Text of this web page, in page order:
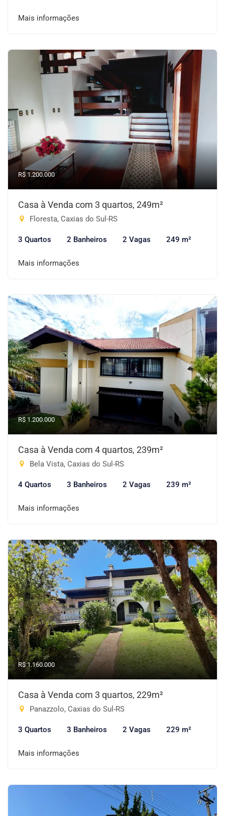
Mais informações
R$ 1.200.000
Casa à Venda com 3 quartos, 249m²
Floresta, Caxias do Sul-RS
3 Quartos 2 Banheiros 2 Vagas 249 m²
Mais informações
R$ 1.200.000
Casa à Venda com 4 quartos, 239m²
Bela Vista, Caxias do Sul-RS
4 Quartos 3 Banheiros 2 Vagas 239 m²
Mais informações
R$ 1.160.000
Casa à Venda com 3 quartos, 229m²
Panazzolo, Caxias do Sul-RS
3 Quartos 3 Banheiros 2 Vagas 229 m²
Mais informações